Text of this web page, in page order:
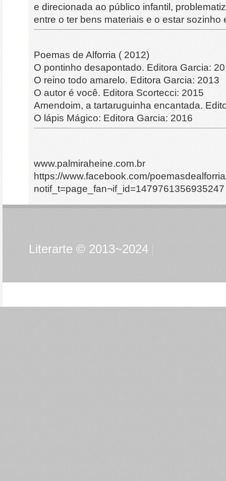
e direcionada ao público infantil,
entre o ter bens materiais e o estar sozinho
Poemas de Alforria ( 2012)
O pontinho desapontado. Editora Garcia:
O reino todo amarelo. Editora Garcia: 2013
O autor é você. Editora Scortecci: 2015
Amendoim, a tartaruguinha encantada.
O lápis Mágico: Editora Garcia: 2016
www.palmiraheine.com.br
https://www.facebook.com/
notif_t=page_fan¬if_id=1479761356935247
Literarte © 2013~2024